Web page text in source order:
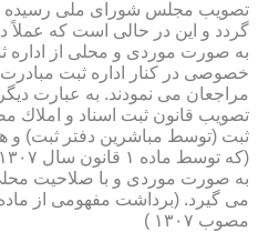
به صورت موردی و محلی از اداره
خصوصی در كنار اداره ثبت مبادرت
مراجعان می نمودند. به عبارت
ثبت (توسط مباشرین دفتر ثبت) و
به صورت موردی و با صلاحیت
مصوب ۱۳۰۷ )